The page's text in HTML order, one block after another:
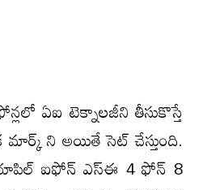
ఏఐ టెక్నాలజీని తీసుకొస్తే
ని అయితే సెట్ చేస్తుంది.
యాపిల్ ఐఫోన్ ఎస్ఈ 4 ఫోన్ 8